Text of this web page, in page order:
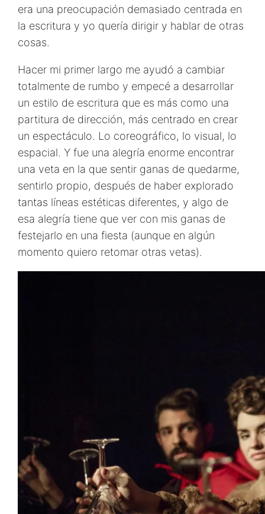
era una preocupación demasiado centrada en
la escritura y yo quería dirigir y hablar de otras
cosas.
Hacer mi primer largo me ayudó a cambiar
totalmente de rumbo y empecé a desarrollar
un estilo de escritura que es más como una
partitura de dirección, más centrado en crear
un espectáculo. Lo coreográfico, lo visual, lo
espacial. Y fue una alegría enorme encontrar
una veta en la que sentir ganas de quedarme,
sentirlo propio, después de haber explorado
tantas líneas estéticas diferentes, y algo de
esa alegría tiene que ver con mis ganas de
festejarlo en una fiesta (aunque en algún
momento quiero retomar otras vetas).